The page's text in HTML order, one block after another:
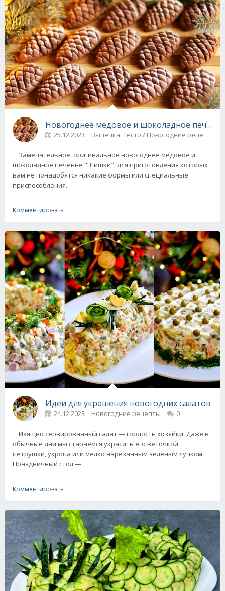
Новогоднее медовое и шоколадное
25.12.2023 Выпечка. Тесто / Новогодние рецепты
Замечательное, оригинальное новогоднее медовое и
шоколадное печенье "Шишки", для приготовления которых
вам не понадобятся никакие формы или специальные
приспособления.
Комментировать
Идеи для украшения новогодних салатов
24.12.2023 Новогодние рецепты 0
Изящно сервированный салат — гордость хозяйки. Даже в
обычные дни мы стараемся украсить его веточкой
петрушки, укропа или мелко нарезанным зеленым лучком.
Праздничный стол —
Комментировать